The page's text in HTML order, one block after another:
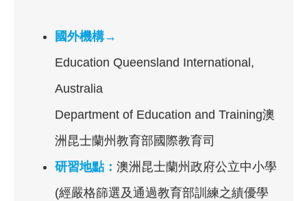
國外機構→
Education Queensland International,
Australia
Department of Education and Training澳
洲昆士蘭州教育部國際教育司
研習地點：澳洲昆士蘭州政府公立中小學
(經嚴格篩選及通過教育部訓練之績優學